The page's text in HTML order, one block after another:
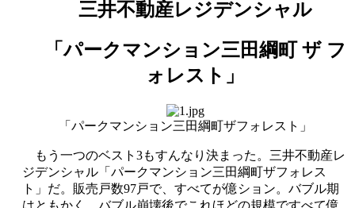
三井不動産レジデンシャル
「パークマンション三田綱町 ザ フ
ォレスト」
「パークマンション三田綱町ザフォレスト」
もう一つのベスト3もすんなり決まった。三井不動産レ
ジデンシャル「パークマンション三田綱町ザフォレス
ト」だ。販売戸数97戸で、すべてが億ション。バブル期